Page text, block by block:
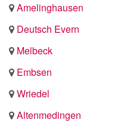
Amelinghausen
Deutsch Evern
Melbeck
Embsen
Wriedel
Altenmedingen